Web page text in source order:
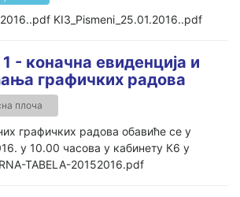
KI3_Pismeni_25.01.2016..pdf
- коначна евиденција и
графичких радова
плоча
графичких радова обавиће се у
у 10.00 часова у кабинету К6 у
TABELA-20152016.pdf